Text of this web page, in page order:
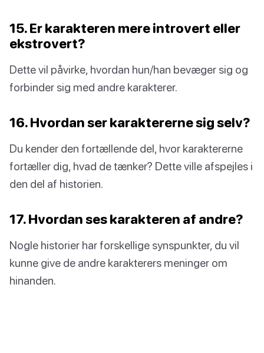
15. Er karakteren mere introvert eller
ekstrovert?
Dette vil påvirke, hvordan hun/han bevæger sig og
forbinder sig med andre karakterer.
16. Hvordan ser karaktererne sig selv?
Du kender den fortællende del, hvor karaktererne
fortæller dig, hvad de tænker? Dette ville afspejles i
den del af historien.
17. Hvordan ses karakteren af andre?
Nogle historier har forskellige synspunkter, du vil
kunne give de andre karakterers meninger om
hinanden.